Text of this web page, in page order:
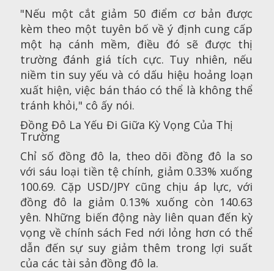
"Nếu một cắt giảm 50 điểm cơ bản được
kèm theo một tuyên bố về ý định cung cấp
một hạ cánh mềm, điều đó sẽ được thị
trường đánh giá tích cực. Tuy nhiên, nếu
niềm tin suy yếu và có dấu hiệu hoảng loạn
xuất hiện, việc bán tháo có thể là không thể
tránh khỏi," cô ấy nói.
Đồng Đô La Yếu Đi Giữa Kỳ Vọng Của Thị
Trường
Chỉ số đồng đô la, theo dõi đồng đô la so
với sáu loại tiền tệ chính, giảm 0.33% xuống
100.69. Cặp USD/JPY cũng chịu áp lực, với
đồng đô la giảm 0.13% xuống còn 140.63
yên. Những biến động này liên quan đến kỳ
vọng về chính sách Fed nới lỏng hơn có thể
dẫn đến sự suy giảm thêm trong lợi suất
của các tài sản đồng đô la.